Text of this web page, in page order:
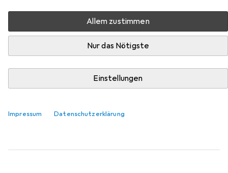
Allem zustimmen
Nur das Nötigste
Einstellungen
Impressum Datenschutzerklärung
Relevanz
Produktliste
Auto Adapter
Voltcraft 2fach